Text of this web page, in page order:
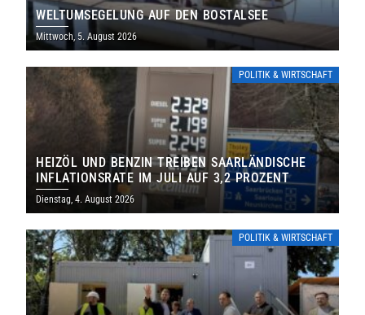
WELTUMSEGELUNG AUF DEN BOSTALSEE
Mittwoch, 5. August 2026
POLITIK & WIRTSCHAFT
HEIZÖL UND BENZIN TREIBEN SAARLÄNDISCHE
INFLATIONSRATE IM JULI AUF 3,2 PROZENT
Dienstag, 4. August 2026
POLITIK & WIRTSCHAFT